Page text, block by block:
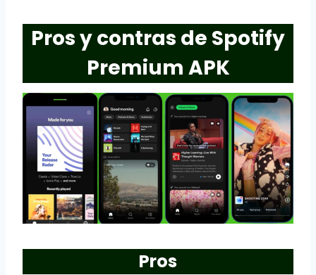
Pros y contras de Spotify
Premium APK
Pros